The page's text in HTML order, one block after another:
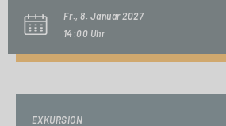
Fr., 8. Januar 2027
14:00 Uhr
EXKURSION